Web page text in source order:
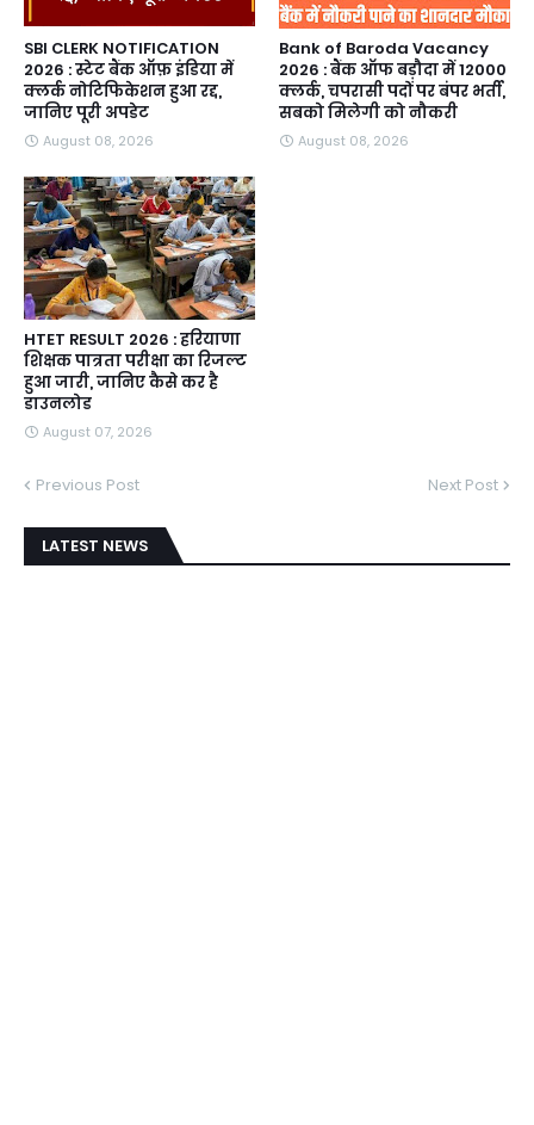
SBI CLERK NOTIFICATION
2026 : स्टेट बैंक ऑफ़ इंडिया में
क्लर्क नोटिफिकेशन हुआ रद्द,
जानिए पूरी अपडेट
August 08, 2026
Bank of Baroda Vacancy
2026 : बैंक ऑफ बड़ौदा में 12000
क्लर्क, चपरासी पदों पर बंपर भर्ती,
सबको मिलेगी को नौकरी
August 08, 2026
HTET RESULT 2026 : हरियाणा
शिक्षक पात्रता परीक्षा का रिजल्ट
हुआ जारी, जानिए कैसे कर है
डाउनलोड
August 07, 2026
Previous Post Next Post
LATEST NEWS